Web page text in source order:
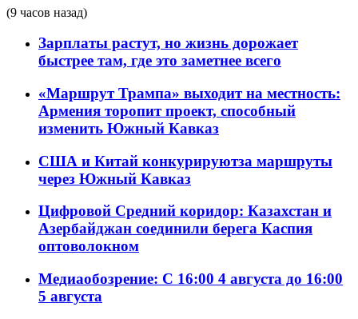
(9 часов назад)
Зарплаты растут, но жизнь дорожает
быстрее там, где это заметнее всего
«Маршрут Трампа» выходит на местность:
Армения торопит проект, способный
изменить Южный Кавказ
США и Китай конкурируютза маршруты
через Южный Кавказ
Цифровой Средний коридор: Казахстан и
Азербайджан соединили берега Каспия
оптоволокном
Медиаобозрение: С 16:00 4 августа до 16:00
5 августа